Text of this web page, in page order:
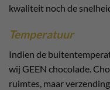
kwaliteit noch de
Temperatuur
Indien de
wij GEEN chocolade.
ruimtes, maar